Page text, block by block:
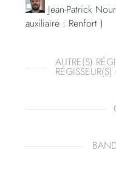
Jean-Patrick
auxiliaire : Renfort )
AUTRE(S)